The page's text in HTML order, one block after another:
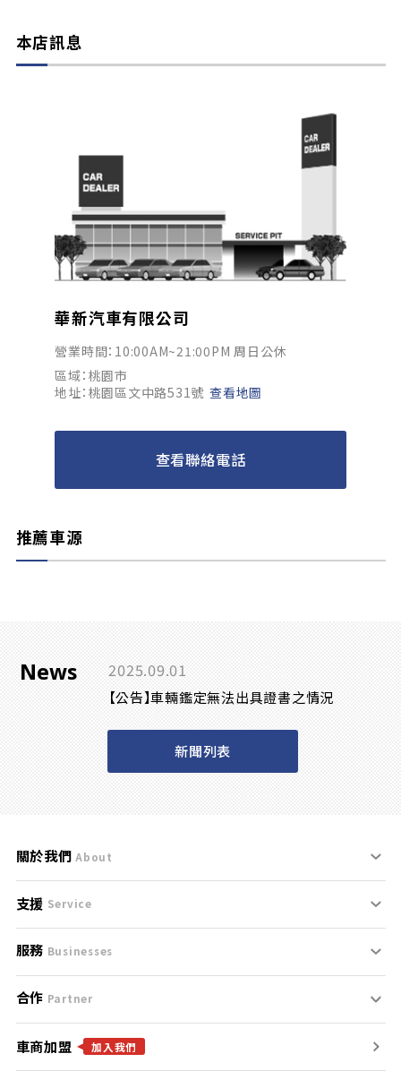
本店訊息
華新汽車有限公司
營業時間：10:00AM~21:00PM 周日公休
區域：桃園市
地址：桃園區文中路531號 查看地圖
查看聯絡電話
推薦車源
News 2025.09.01
【公告】車輛鑑定無法出具證書之情況
新聞列表
關於我們 About
刊登規範
服務條款
免責聲明
隱私權政策
支援 Service
支援中心
聯絡我們
服務 Businesses
什麼是Goo鑑定？
找好車
合作 Partner
合作夥伴
車商加盟 加入我們